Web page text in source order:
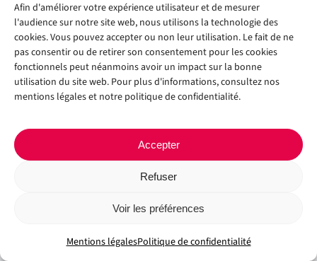
Afin d'améliorer votre expérience utilisateur et de mesurer
l'audience sur notre site web, nous utilisons la technologie des
cookies. Vous pouvez accepter ou non leur utilisation. Le fait de ne
pas consentir ou de retirer son consentement pour les cookies
fonctionnels peut néanmoins avoir un impact sur la bonne
utilisation du site web. Pour plus d'informations, consultez nos
mentions légales et notre politique de confidentialité.
Accepter
Refuser
Voir les préférences
Mentions légalesPolitique de confidentialité
Copyright 2012 - 2024 |Avada Website BuilderbyAvada| All Rights
Reserved | Powered byWordPress